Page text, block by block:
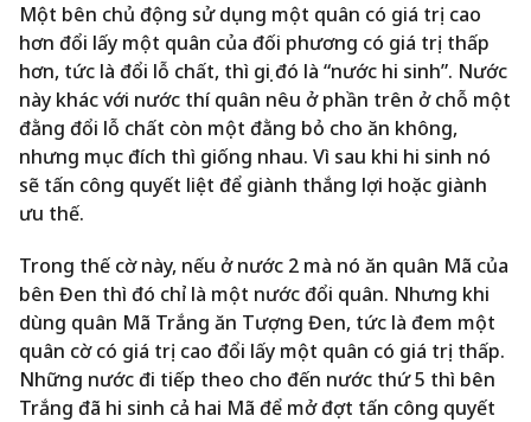
Một bên chủ động sử dụng một quân có giá trị cao
hơn đổi lấy một quân của đối phương có giá trị thấp
hơn, tức là đổi lỗ chất, thì gọi đó là “nước hi sinh”. Nước
này khác với nước thí quân nêu ở phần trên ở chỗ một
đằng đổi lỗ chất còn một đằng bỏ cho ăn không,
nhưng mục đích thì giống nhau. Vì sau khi hi sinh nó
sẽ tấn công quyết liệt để giành thắng lợi hoặc giành
ưu thế.
Trong thế cờ này, nếu ở nước 2 mà nó ăn quân Mã của
bên Đen thì đó chỉ là một nước đổi quân. Nhưng khi
dùng quân Mã Trắng ăn Tượng Đen, tức là đem một
quân cờ có giá trị cao đổi lấy một quân có giá trị thấp.
Những nước đi tiếp theo cho đến nước thứ 5 thì bên
Trắng đã hi sinh cả hai Mã để mở đợt tấn công quyết